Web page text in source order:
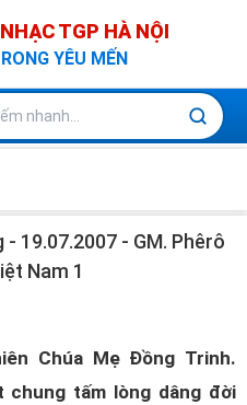
TGP HÀ NỘI
YÊU MẾN
- 19.07.2007 - GM. Phêrô
Nam 1
Chúa Mẹ Đồng Trinh.
tấm lòng dâng đời